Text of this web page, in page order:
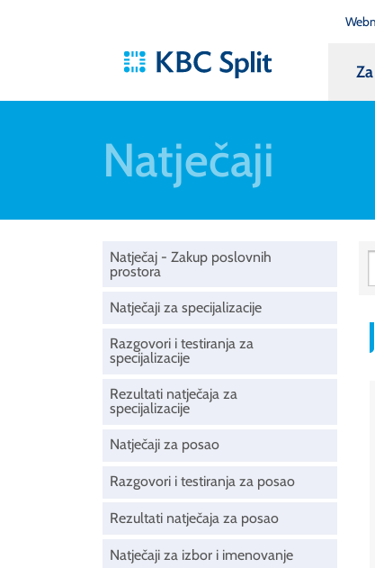
Natječaji
Natječaj - Zakup poslovnih
prostora
Natječaji za specijalizacije
Razgovori i testiranja za
specijalizacije
Rezultati natječaja za
specijalizacije
Natječaji za posao
Razgovori i testiranja za posao
Rezultati natječaja za posao
Natječaji za izbor i imenovanje